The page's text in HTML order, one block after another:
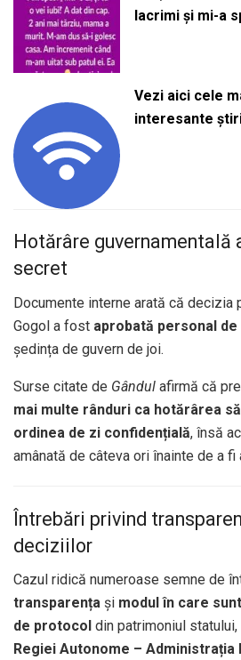
lacrimi și mi-a
Vezi aici cele
interesante
Hotărâre guvernamentală
secret
Documente interne arată că decizia
Gogol a fost aprobată personal de
ședința de guvern de joi.
Surse citate de Gândul afirmă că
mai multe rânduri ca hotărârea
ordinea de zi confidențială, însă
amânată de câteva ori înainte de a fi
Întrebări privind
deciziilor
Cazul ridică numeroase semne de
transparența și modul în care
de protocol din patrimoniul
Regiei Autonome – Administrația